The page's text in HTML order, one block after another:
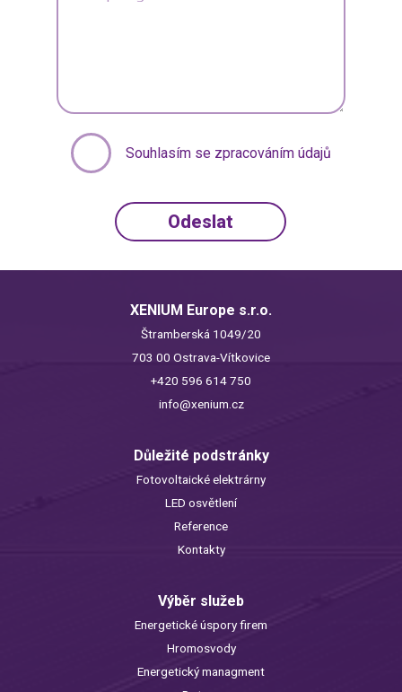
Souhlasím se zpracováním údajů
XENIUM Europe s.r.o.
Štramberská 1049/20
703 00 Ostrava-Vítkovice
+420 596 614 750
info@xenium.cz
Důležité podstránky
Fotovoltaické elektrárny
LED osvětlení
Reference
Kontakty
Výběr služeb
Energetické úspory firem
Hromosvody
Energetický managment